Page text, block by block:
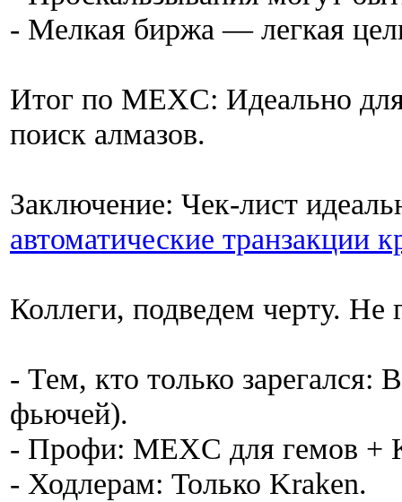
- Мелкая биржа — легкая
Итог по MEXC: Идеально
поиск алмазов.
Заключение: Чек-лист
автоматические транзакции
Коллеги, подведем черту. Не
- Тем, кто только зарегался:
фьючей).
- Профи: MEXC для гемов +
- Ходлерам: Только Kraken.